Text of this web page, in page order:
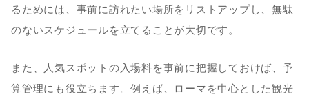
るためには、事前に訪れたい場所をリストアップし、無駄
のないスケジュールを立てることが大切です。
また、人気スポットの入場料を事前に把握しておけば、予
算管理にも役立ちます。例えば、ローマを中心とした観光